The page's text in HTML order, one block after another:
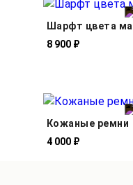
Шарфт цвета
8 900 ₽
Кожаные ремни
4 000 ₽